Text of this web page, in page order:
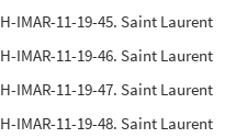
H-IMAR-11-19-45. Saint Laurent
H-IMAR-11-19-46. Saint Laurent
H-IMAR-11-19-47. Saint Laurent
H-IMAR-11-19-48. Saint Laurent